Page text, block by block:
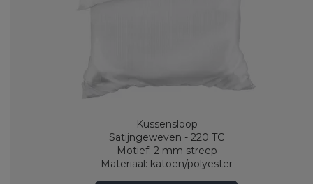
Kussensloop
Satijngeweven - 220 TC
Motief: 2 mm streep
Materiaal: katoen/polyester